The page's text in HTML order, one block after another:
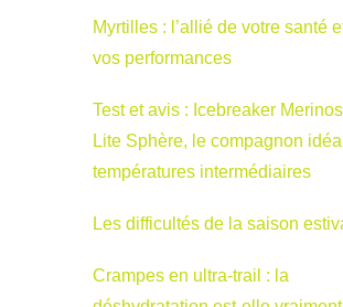
Myrtilles : l’allié de votre santé
vos performances
Test et avis : Icebreaker
Lite Sphère, le compagnon
températures intermédiaires
Les difficultés de la saison
Crampes en ultra-trail : la